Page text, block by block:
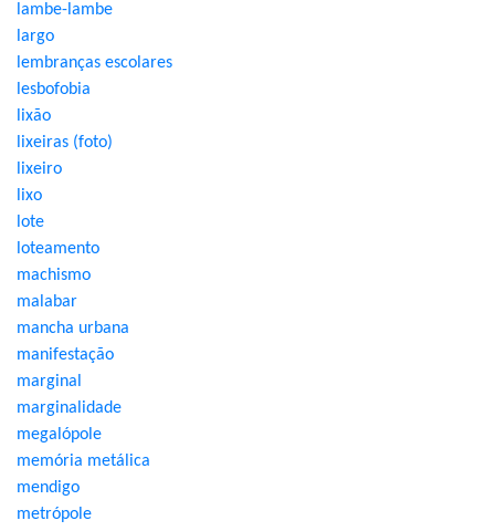
lambe-lambe
largo
lembranças escolares
lesbofobia
lixão
lixeiras (foto)
lixeiro
lixo
lote
loteamento
machismo
malabar
mancha urbana
manifestação
marginal
marginalidade
megalópole
memória metálica
mendigo
metrópole